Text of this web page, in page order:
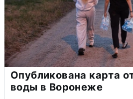
Опубликована карта
воды в Воронеже